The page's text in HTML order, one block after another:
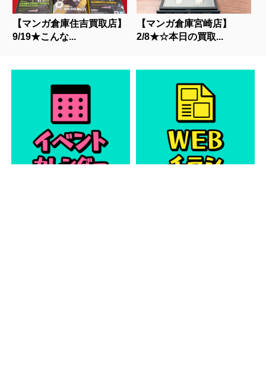
【マンガ倉庫住吉買取店】
9/19★こんな...
【マンガ倉庫宮崎店】
2/8★☆本日の買取...